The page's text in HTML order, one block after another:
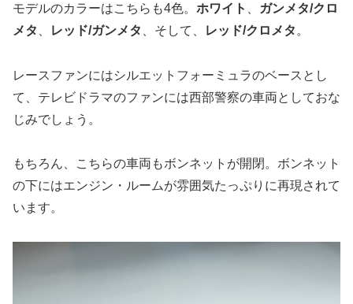
モデルのカラーはこちらも4色。 ホワイト
ガンメタ/クロ
メタ
レッド/ガンメタ 、そして、 レッド/クロメタ 。
レースファンにはシルエットフォーミュラのベースとし
て、テレビドラマのファンには西部警察の車両としておな
じみでしょう。
もちろん、こちらの車両もボンネットが開閉。ボンネット
の下にはエンジン・ルームが雰囲気たっぷりに再現されて
います。